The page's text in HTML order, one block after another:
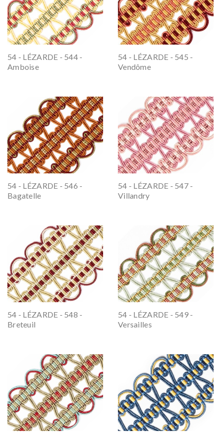
54 - LÉZARDE - 544 -
Amboise
54 - LÉZARDE - 545 -
Vendôme
54 - LÉZARDE - 546 -
Bagatelle
54 - LÉZARDE - 547 -
Villandry
54 - LÉZARDE - 548 -
Breteuil
54 - LÉZARDE - 549 -
Versailles